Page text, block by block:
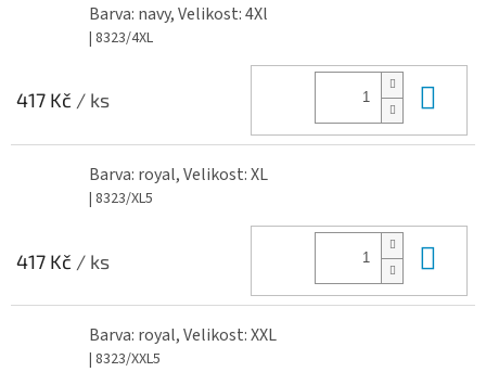
Barva: navy, Velikost: 4Xl
| 8323/4XL
417 Kč / ks
Barva: royal, Velikost: XL
| 8323/XL5
417 Kč / ks
Barva: royal, Velikost: XXL
| 8323/XXL5